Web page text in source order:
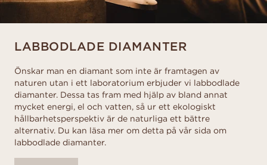
LABBODLADE DIAMANTER
Önskar man en diamant som inte är framtagen av
naturen utan i ett laboratorium erbjuder vi labbodlade
diamanter. Dessa tas fram med hjälp av bland annat
mycket energi, el och vatten, så ur ett ekologiskt
hållbarhetsperspektiv är de naturliga ett bättre
alternativ. Du kan läsa mer om detta på vår sida om
labbodlade diamanter.